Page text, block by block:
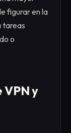
figurar en la
tareas
o
y